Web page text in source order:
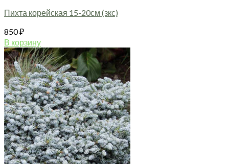
можно
на
странице
товара.
Пихта корейская 15-20см (зкс)
850₽
В корзину